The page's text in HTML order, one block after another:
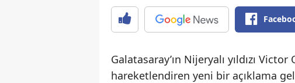
Galatasaray’ın Nijeryalı yıldızı
hareketlendiren yeni bir açıklama